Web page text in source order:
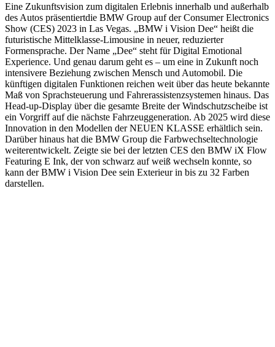
Eine Zukunftsvision zum digitalen Erlebnis innerhalb und außerhalb
des Autos präsentiertdie BMW Group auf der Consumer Electronics
Show (CES) 2023 in Las Vegas. „BMW i Vision Dee“ heißt die
futuristische Mittelklasse-Limousine in neuer, reduzierter
Formensprache. Der Name „Dee“ steht für Digital Emotional
Experience. Und genau darum geht es – um eine in Zukunft noch
intensivere Beziehung zwischen Mensch und Automobil. Die
künftigen digitalen Funktionen reichen weit über das heute bekannte
Maß von Sprachsteuerung und Fahrerassistenzsystemen hinaus. Das
Head-up-Display über die gesamte Breite der Windschutzscheibe ist
ein Vorgriff auf die nächste Fahrzeuggeneration. Ab 2025 wird diese
Innovation in den Modellen der NEUEN KLASSE erhältlich sein.
Darüber hinaus hat die BMW Group die Farbwechseltechnologie
weiterentwickelt. Zeigte sie bei der letzten CES den BMW iX Flow
Featuring E Ink, der von schwarz auf weiß wechseln konnte, so
kann der BMW i Vision Dee sein Exterieur in bis zu 32 Farben
darstellen.